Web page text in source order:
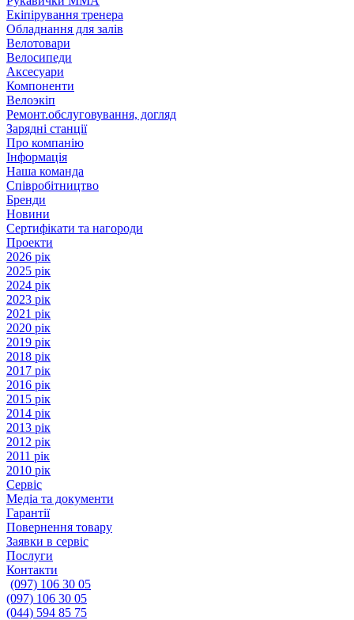
Екіпірування тренера
Обладнання для залів
Велотовари
Велосипеди
Аксесуари
Компоненти
Велоэкіп
Ремонт.обслуговування, догляд
Зарядні станції
Про компанію
Інформація
Наша команда
Співробітництво
Бренди
Новини
Сертифікати та нагороди
Проекти
2026 рік
2025 рік
2024 рік
2023 рік
2021 рік
2020 рік
2019 рік
2018 рік
2017 рік
2016 рік
2015 рік
2014 рік
2013 рік
2012 рік
2011 рік
2010 рік
Сервіс
Медіа та документи
Гарантії
Повернення товару
Заявки в сервіс
Послуги
Контакти
(097) 106 30 05
(097) 106 30 05
(044) 594 85 75